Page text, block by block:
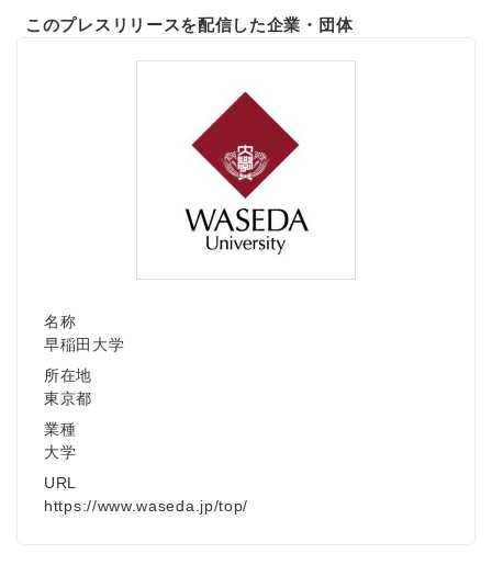
このプレスリリースを配信した企業・団体
名称
早稲田大学
所在地
東京都
業種
大学
URL
https://www.waseda.jp/top/